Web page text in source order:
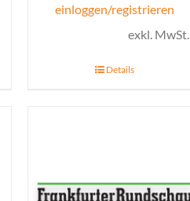
einloggen/registrieren
exkl. MwSt.
Details